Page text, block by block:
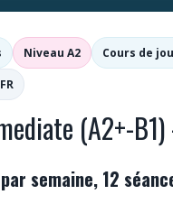
Niveau A2 Cours de
(A2+-B1)
semaine, 12